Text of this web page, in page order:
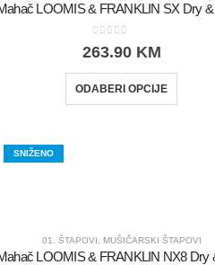
263.90 KM
ODABERI OPCIJE
SNIŽENO
01. ŠTAPOVI MUŠIČARSKI ŠTAPOVI